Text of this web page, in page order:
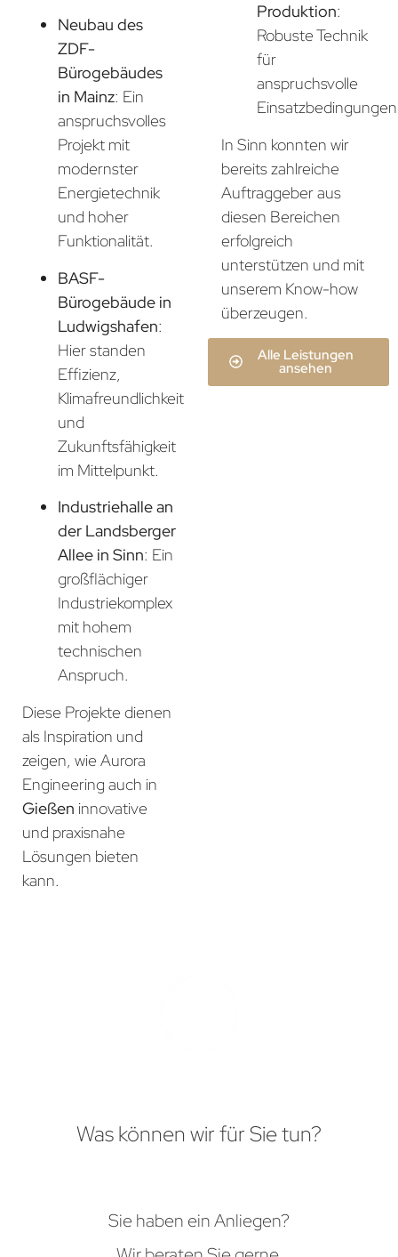
Neubau des
ZDF-
Bürogebäudes
in Mainz: Ein
anspruchsvolles
Projekt mit
modernster
Energietechnik
und hoher
Funktionalität.
BASF-
Bürogebäude in
Ludwigshafen:
Hier standen
Effizienz,
Klimafreundlichkeit
und
Zukunftsfähigkeit
im Mittelpunkt.
Industriehalle an
der Landsberger
Allee in Sinn: Ein
großflächiger
Industriekomplex
mit hohem
technischen
Anspruch.
Diese Projekte dienen
als Inspiration und
zeigen, wie Aurora
Engineering auch in
Gießen innovative
und praxisnahe
Lösungen bieten
kann.
Produktion:
Robuste Technik
für
anspruchsvolle
In Sinn konnten wir
bereits zahlreiche
Auftraggeber aus
diesen Bereichen
erfolgreich
unterstützen und mit
unserem Know-how
überzeugen.
Alle Leistungen
ansehen
Was können wir für Sie tun?
Sie haben ein Anliegen?